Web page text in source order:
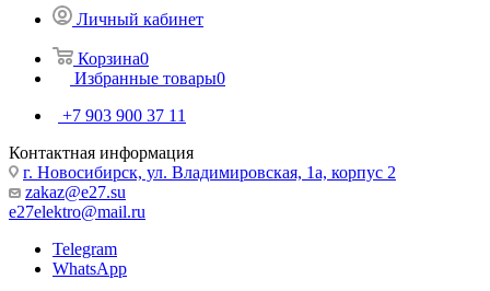
Личный кабинет
Корзина0
Избранные товары0
+7 903 900 37 11
Контактная информация
г. Новосибирск, ул. Владимировская, 1а, корпус 2
zakaz@e27.su
e27elektro@mail.ru
Telegram
WhatsApp